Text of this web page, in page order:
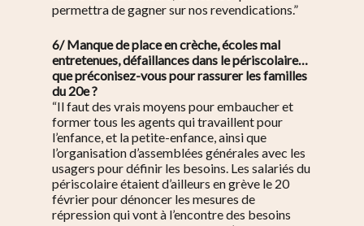
permettra de gagner sur nos revendications.”
6/ Manque de place en crèche, écoles mal
entretenues, défaillances dans le périscolaire…
que préconisez-vous pour rassurer les familles
du 20e ?
“Il faut des vrais moyens pour embaucher et
former tous les agents qui travaillent pour
l’enfance, et la petite-enfance, ainsi que
l’organisation d’assemblées générales avec les
usagers pour définir les besoins. Les salariés du
périscolaire étaient d’ailleurs en grève le 20
février pour dénoncer les mesures de
répression qui vont à l’encontre des besoins
S’informer